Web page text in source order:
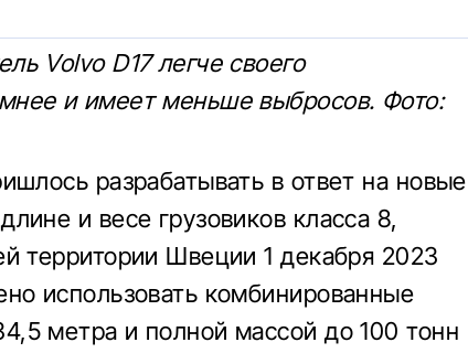
Volvo D17 легче своего
и имеет меньше выбросов. Фото:
разрабатывать в ответ на новые
и весе грузовиков класса 8,
территории Швеции 1 декабря 2023
использовать комбинированные
метра и полной массой до 100 тонн